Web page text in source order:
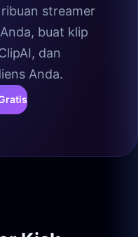
streamer
buat klip
dan
Anda.